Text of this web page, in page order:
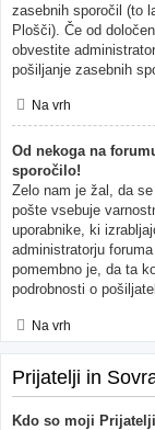
zasebnih sporočil (to
Plošči). Če od
obvestite
pošiljanje zasebnih
Na vrh
Od nekoga na
sporočilo!
Zelo nam je žal, da
pošte vsebuje
uporabnike, ki
administratorju
pomembno je, da ta
podrobnosti o
Na vrh
Prijatelji in
Kdo so moji